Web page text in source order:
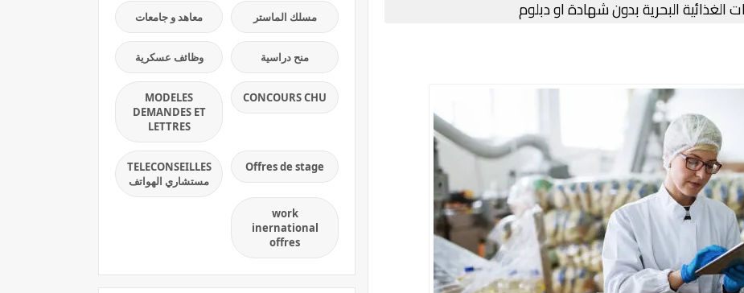
مسلك الماستر معاهد و جامعات
منح دراسية وظائف عسكرية
CONCOURS CHU
MODELES
DEMANDES ET
LETTRES
Offres de stage
TELECONSEILLES
مستشاري الهواتف
work
inernational
offres